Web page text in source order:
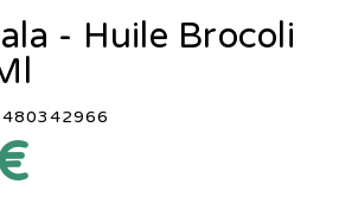
- Huile Brocoli